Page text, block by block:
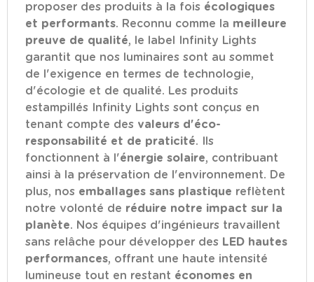
proposer des produits à la fois écologiques
et performants. Reconnu comme la meilleure
preuve de qualité, le label Infinity Lights
garantit que nos luminaires sont au sommet
de l'exigence en termes de technologie,
d'écologie et de qualité. Les produits
estampillés Infinity Lights sont conçus en
tenant compte des valeurs d'éco-
responsabilité et de praticité. Ils
fonctionnent à l'énergie solaire, contribuant
ainsi à la préservation de l'environnement. De
plus, nos emballages sans plastique reflètent
notre volonté de réduire notre impact sur la
planète. Nos équipes d'ingénieurs travaillent
sans relâche pour développer des LED hautes
performances, offrant une haute intensité
lumineuse tout en restant économes en